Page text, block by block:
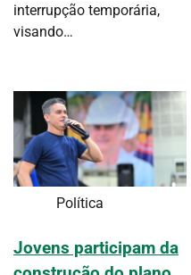
interrupção temporária,
visando…
Política
Jovens participam da